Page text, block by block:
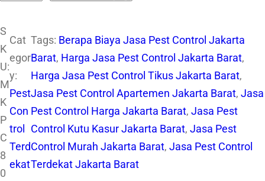
a
n
t
i
t
a
s
J
a
S
K
U:
M
K
P
C
8
0
Cat
egor
y:
Pest
Con
trol
Terd
ekat
Tags: Berapa Biaya Jasa Pest Control Jakarta
Barat, Harga Jasa Pest Control Jakarta Barat,
Harga Jasa Pest Control Tikus Jakarta Barat,
Jasa Pest Control Apartemen Jakarta Barat, Jasa
Pest Control Harga Jakarta Barat, Jasa Pest
Control Kutu Kasur Jakarta Barat, Jasa Pest
Control Murah Jakarta Barat, Jasa Pest Control
Terdekat Jakarta Barat